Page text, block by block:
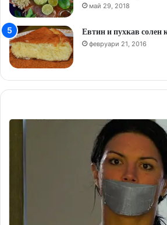
май 29, 2018
Евтин и пухкав солен
февруари 21, 2016